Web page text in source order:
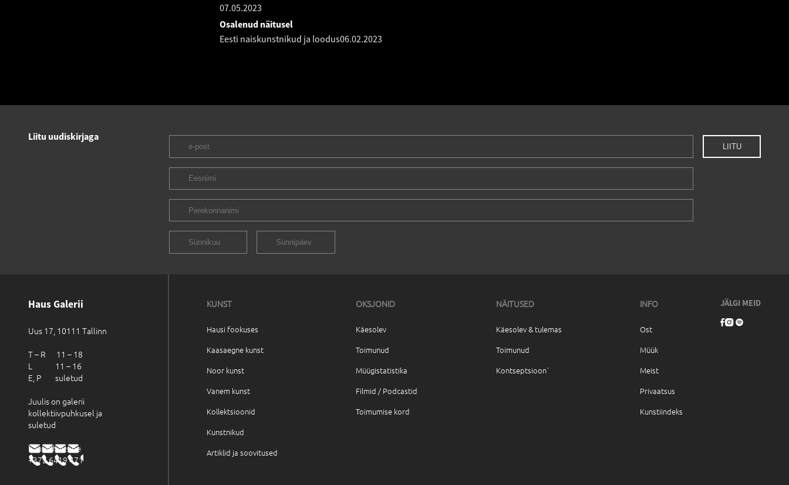
07.05.2023
Osalenud näitusel
Eesti naiskunstnikud ja loodus06.02.2023
Liitu uudiskirjaga
JÄLGI MEID
Haus Galerii
Uus 17, 10111 Tallinn
T – R 11 – 18
L 11 – 16
E, P suletud
Juulis on galerii
kollektiivpuhkusel ja
suletud
haus@haus.ee
+372 6419 471
KUNST
Hausi fookuses
Kaasaegne kunst
Noor kunst
Vanem kunst
Kollektsioonid
Kunstnikud
Artiklid ja soovitused
OKSJONID
Käesolev
Toimunud
Müügistatistika
Filmid / Podcastid
Toimumise kord
NÄITUSED
Käesolev & tulemas
Toimunud
Kontseptsioon`
INFO
Ost
Müük
Meist
Privaatsus
Kunstiindeks